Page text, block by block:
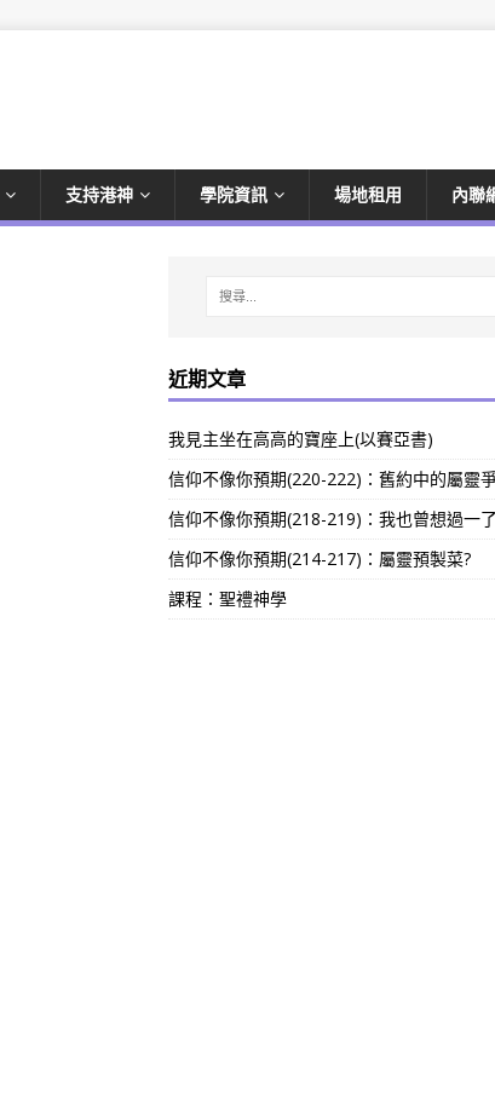
支持港神 學院資訊 場地租用 內聯
近期文章
我見主坐在高高的寶座上(以賽亞書)
信仰不像你預期(220-222)：舊約中的屬靈
信仰不像你預期(218-219)：我也曾想過一
信仰不像你預期(214-217)：屬靈預製菜?
課程：聖禮神學